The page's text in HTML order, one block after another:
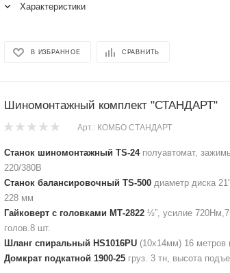
Характеристики
В ИЗБРАННОЕ СРАВНИТЬ
Шиномонтажный комплект "СТАНДАРТ"
Арт.: КОМБО СТАНДАРТ
Станок шиномонтажный TS-24полуавтомат,
220/380В
Станок балансировочный TS-500 диаметр диска
228 мм
Гайковерт с головками МТ-2822 ½”, усилие
голов.8 шт.
Шланг спиральный HS1016PU (10х14мм) 16 метров
Домкрат подкатной 1900-25 груз. 3 тн, высота